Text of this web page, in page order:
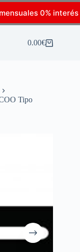
0% interés
0.00€
Tipo